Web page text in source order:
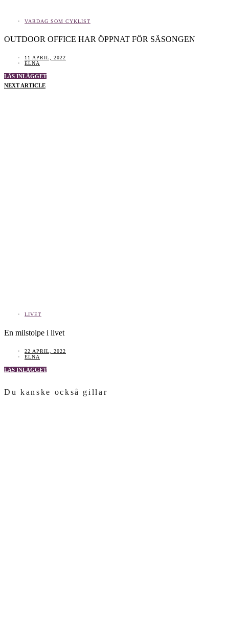
VARDAG SOM CYKLIST
OUTDOOR OFFICE HAR ÖPPNAT FÖR SÄSONGEN
11 APRIL, 2022
ELNA
LÄS INLÄGGET
NEXT ARTICLE
LIVET
En milstolpe i livet
22 APRIL, 2022
ELNA
LÄS INLÄGGET
Du kanske också gillar